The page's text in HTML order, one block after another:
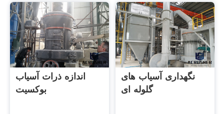
اندازه ذرات آسیاب
بوکسیت
نگهداری آسیاب های
گلوله ای